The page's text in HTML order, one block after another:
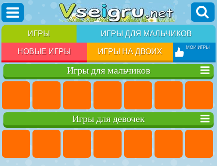
ИГРЫ ИГРЫ ДЛЯ МАЛЬЧИКОВ
НОВЫЕ ИГРЫ ИГРЫ НА ДВОИХ МОИ ИГРЫ
Игры для мальчиков
Игры для девочек